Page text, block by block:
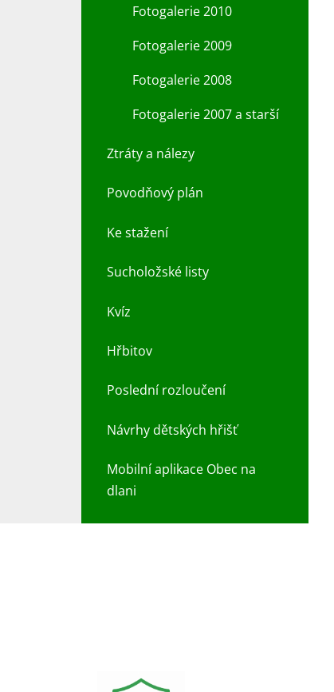
Fotogalerie 2010
Fotogalerie 2009
Fotogalerie 2008
Fotogalerie 2007 a starší
Ztráty a nálezy
Povodňový plán
Ke stažení
Sucholožské listy
Kvíz
Hřbitov
Poslední rozloučení
Návrhy dětských hřišť
Mobilní aplikace Obec na
dlani